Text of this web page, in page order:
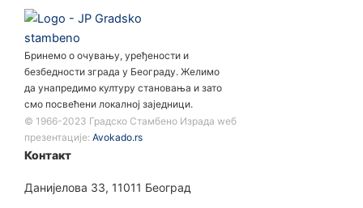
Бринемо о очувању, уређености и
безбедности зграда у Београду. Желимо
да унапредимо културу становања и зато
смо посвећени локалној заједници.
©️ 1966-2023 Градско Стамбено Израда wеб
презентације: Avokado.rs
Контакт
Данијелова 33, 11011 Београд